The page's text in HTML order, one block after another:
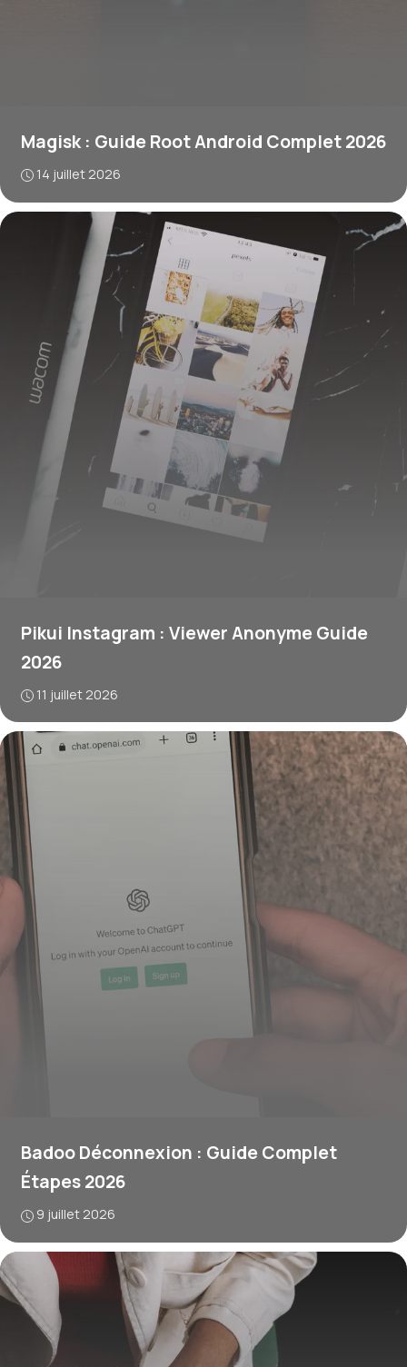
Magisk : Guide Root Android Complet 2026
14 juillet 2026
Pikui Instagram : Viewer Anonyme Guide
2026
11 juillet 2026
Badoo Déconnexion : Guide Complet
Étapes 2026
9 juillet 2026